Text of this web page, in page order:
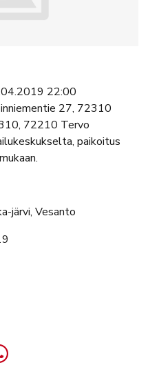
22:00
27, 72310
72210 Tervo
paikoitus
järvi, Vesanto